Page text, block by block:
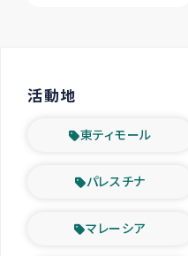
活動地
東ティモール
パレスチナ
マレーシア